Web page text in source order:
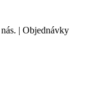
| Objednávky